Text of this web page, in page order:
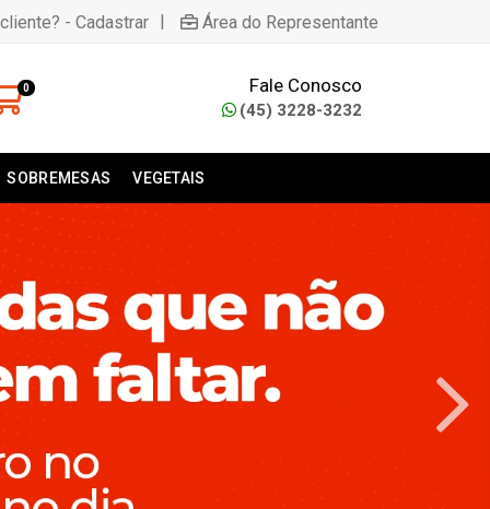
- Cadastrar | Área do Representante
0 Fale Conosco
(45) 3228-3232
SOBREMESAS VEGETAIS